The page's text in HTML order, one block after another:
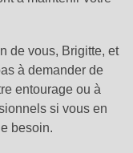
de vous, Brigitte, et
à demander de
entourage ou à
si vous en
besoin.